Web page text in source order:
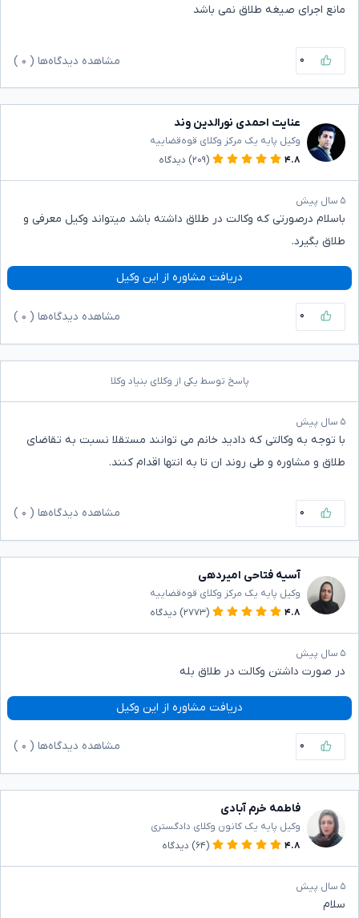
مانع اجرای صیغه طلاق نمی باشد
۰ مشاهده دیدگاه‌ها ( ۰
عنایت احمدی نورالدین وند
وکیل پایه یک مرکز وکلای قوه‌قضاییه
۴.۸
(۲۰۹) دیدگاه
۵ سال پیش
باسلام درصورتی که وکالت در طلاق داشته باشد میتواند وکیل معرفی و
طلاق بگیرد.
دریافت مشاوره از این وکیل
۰ مشاهده دیدگاه‌ها ( ۰
پاسخ توسط یکی از وکلای بنیاد وکلا
۵ سال پیش
با توجه به وکالتی که دادید خانم می توانند مستقلا نسبت به تقاضای
طلاق و مشاوره و طی روند ان تا به انتها اقدام کنند.
۰ مشاهده دیدگاه‌ها ( ۰
آسیه فتاحی امیردهی
وکیل پایه یک مرکز وکلای قوه‌قضاییه
۴.۸
(۲۷۷۳) دیدگاه
۵ سال پیش
در صورت داشتن وکالت در طلاق بله
دریافت مشاوره از این وکیل
۰ مشاهده دیدگاه‌ها ( ۰
فاطمه خرم آبادی
وکیل پایه یک کانون وکلای دادگستری
۴.۸
(۶۴) دیدگاه
۵ سال پیش
سلام